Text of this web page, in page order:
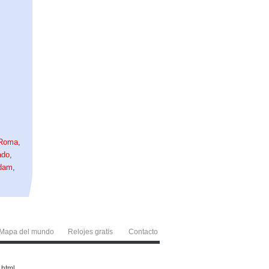
,
,
,
Mapa del mundo Relojes gratis Contacto